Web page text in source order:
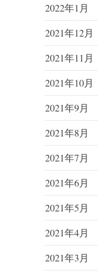
2022年1月
2021年12月
2021年11月
2021年10月
2021年9月
2021年8月
2021年7月
2021年6月
2021年5月
2021年4月
2021年3月